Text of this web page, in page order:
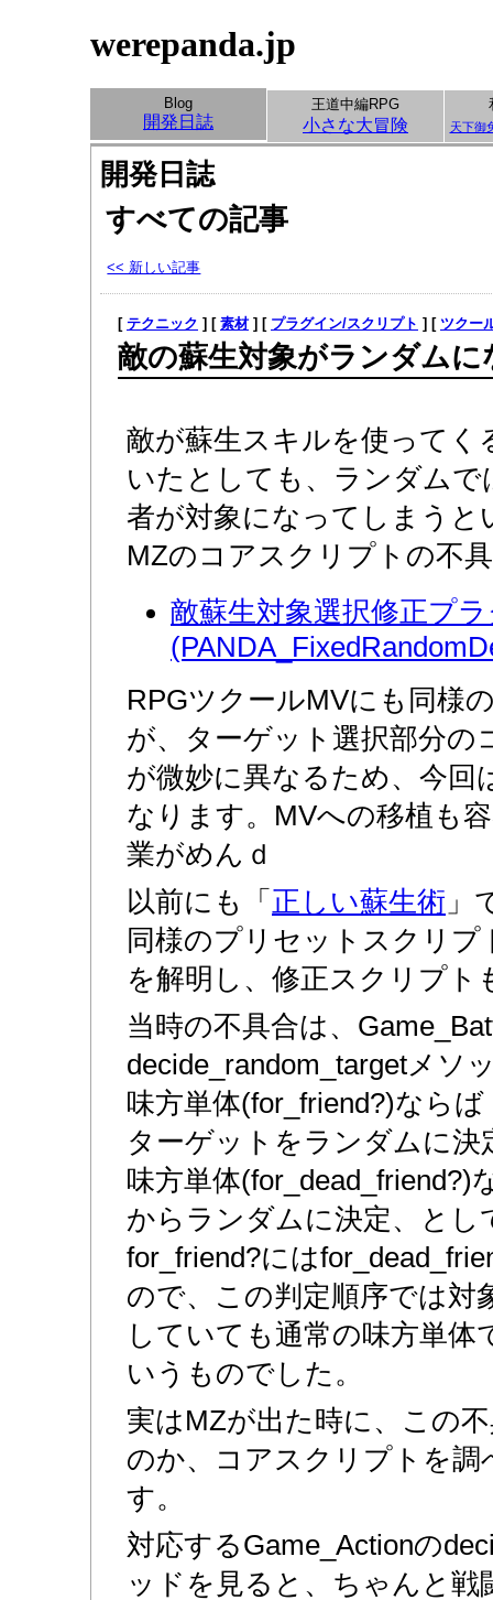
werepanda.jp
Blog
開発日誌
王道中編RPG
小さな大冒険 天下御
開発日誌
すべての記事
<< 新しい記事
[ テクニック ] [ 素材] [ プラグイン/スクリプト ] [ ツクー
敵の蘇生対象がランダム
敵が蘇生スキルを使ってく
いたとしても、ランダムで
者が対象になってしまうと
MZのコアスクリプトの不
敵蘇生対象選択修正プ
RPGツクールMVにも同様
が、ターゲット選択部分の
が微妙に異なるため、今回
なります。MVへの移植も
業がめんｄ
以前にも「 正しい蘇生術 」
同様のプリセットスクリ
を解明し、修正スクリプト
当時の不具合は、
decide_random_targetメソ
味方単体(for_friend?)なら
ターゲットをランダムに決
味方単体(for_dead_friend?)
からランダムに決定、とし
for_friend?には
ので、この判定順序では対
していても通常の味方単
いうものでした。
実はMZが出た時に、この
のか、コアスクリプトを
す。
対応するGame_Actionの
ッドを見ると、ちゃんと戦